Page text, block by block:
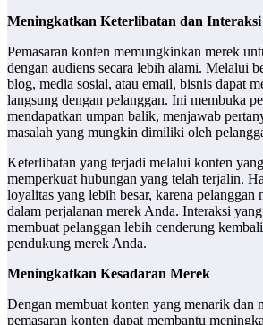
Meningkatkan Keterlibatan dan Interaksi
Pemasaran konten memungkinkan merek
dengan audiens secara lebih alami. Melalui
blog, media sosial, atau email, bisnis dapat
langsung dengan pelanggan. Ini membuka
mendapatkan umpan balik, menjawab
masalah yang mungkin dimiliki oleh
Keterlibatan yang terjadi melalui konten
memperkuat hubungan yang telah terjalin.
loyalitas yang lebih besar, karena pelanggan
dalam perjalanan merek Anda. Interaksi
membuat pelanggan lebih cenderung
pendukung merek Anda.
Meningkatkan Kesadaran Merek
Dengan membuat konten yang menarik dan
pemasaran konten dapat membantu